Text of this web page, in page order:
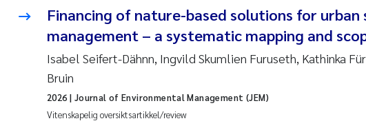
Financing of nature-based solutions for
management – a systematic mapping and
Isabel Seifert-Dähnn, Ingvild Skumlien Furuseth, Kathinka
Bruin
Vitenskapelig oversiktsartikkel/review
2026 | Journal of Environmental Management (JEM)